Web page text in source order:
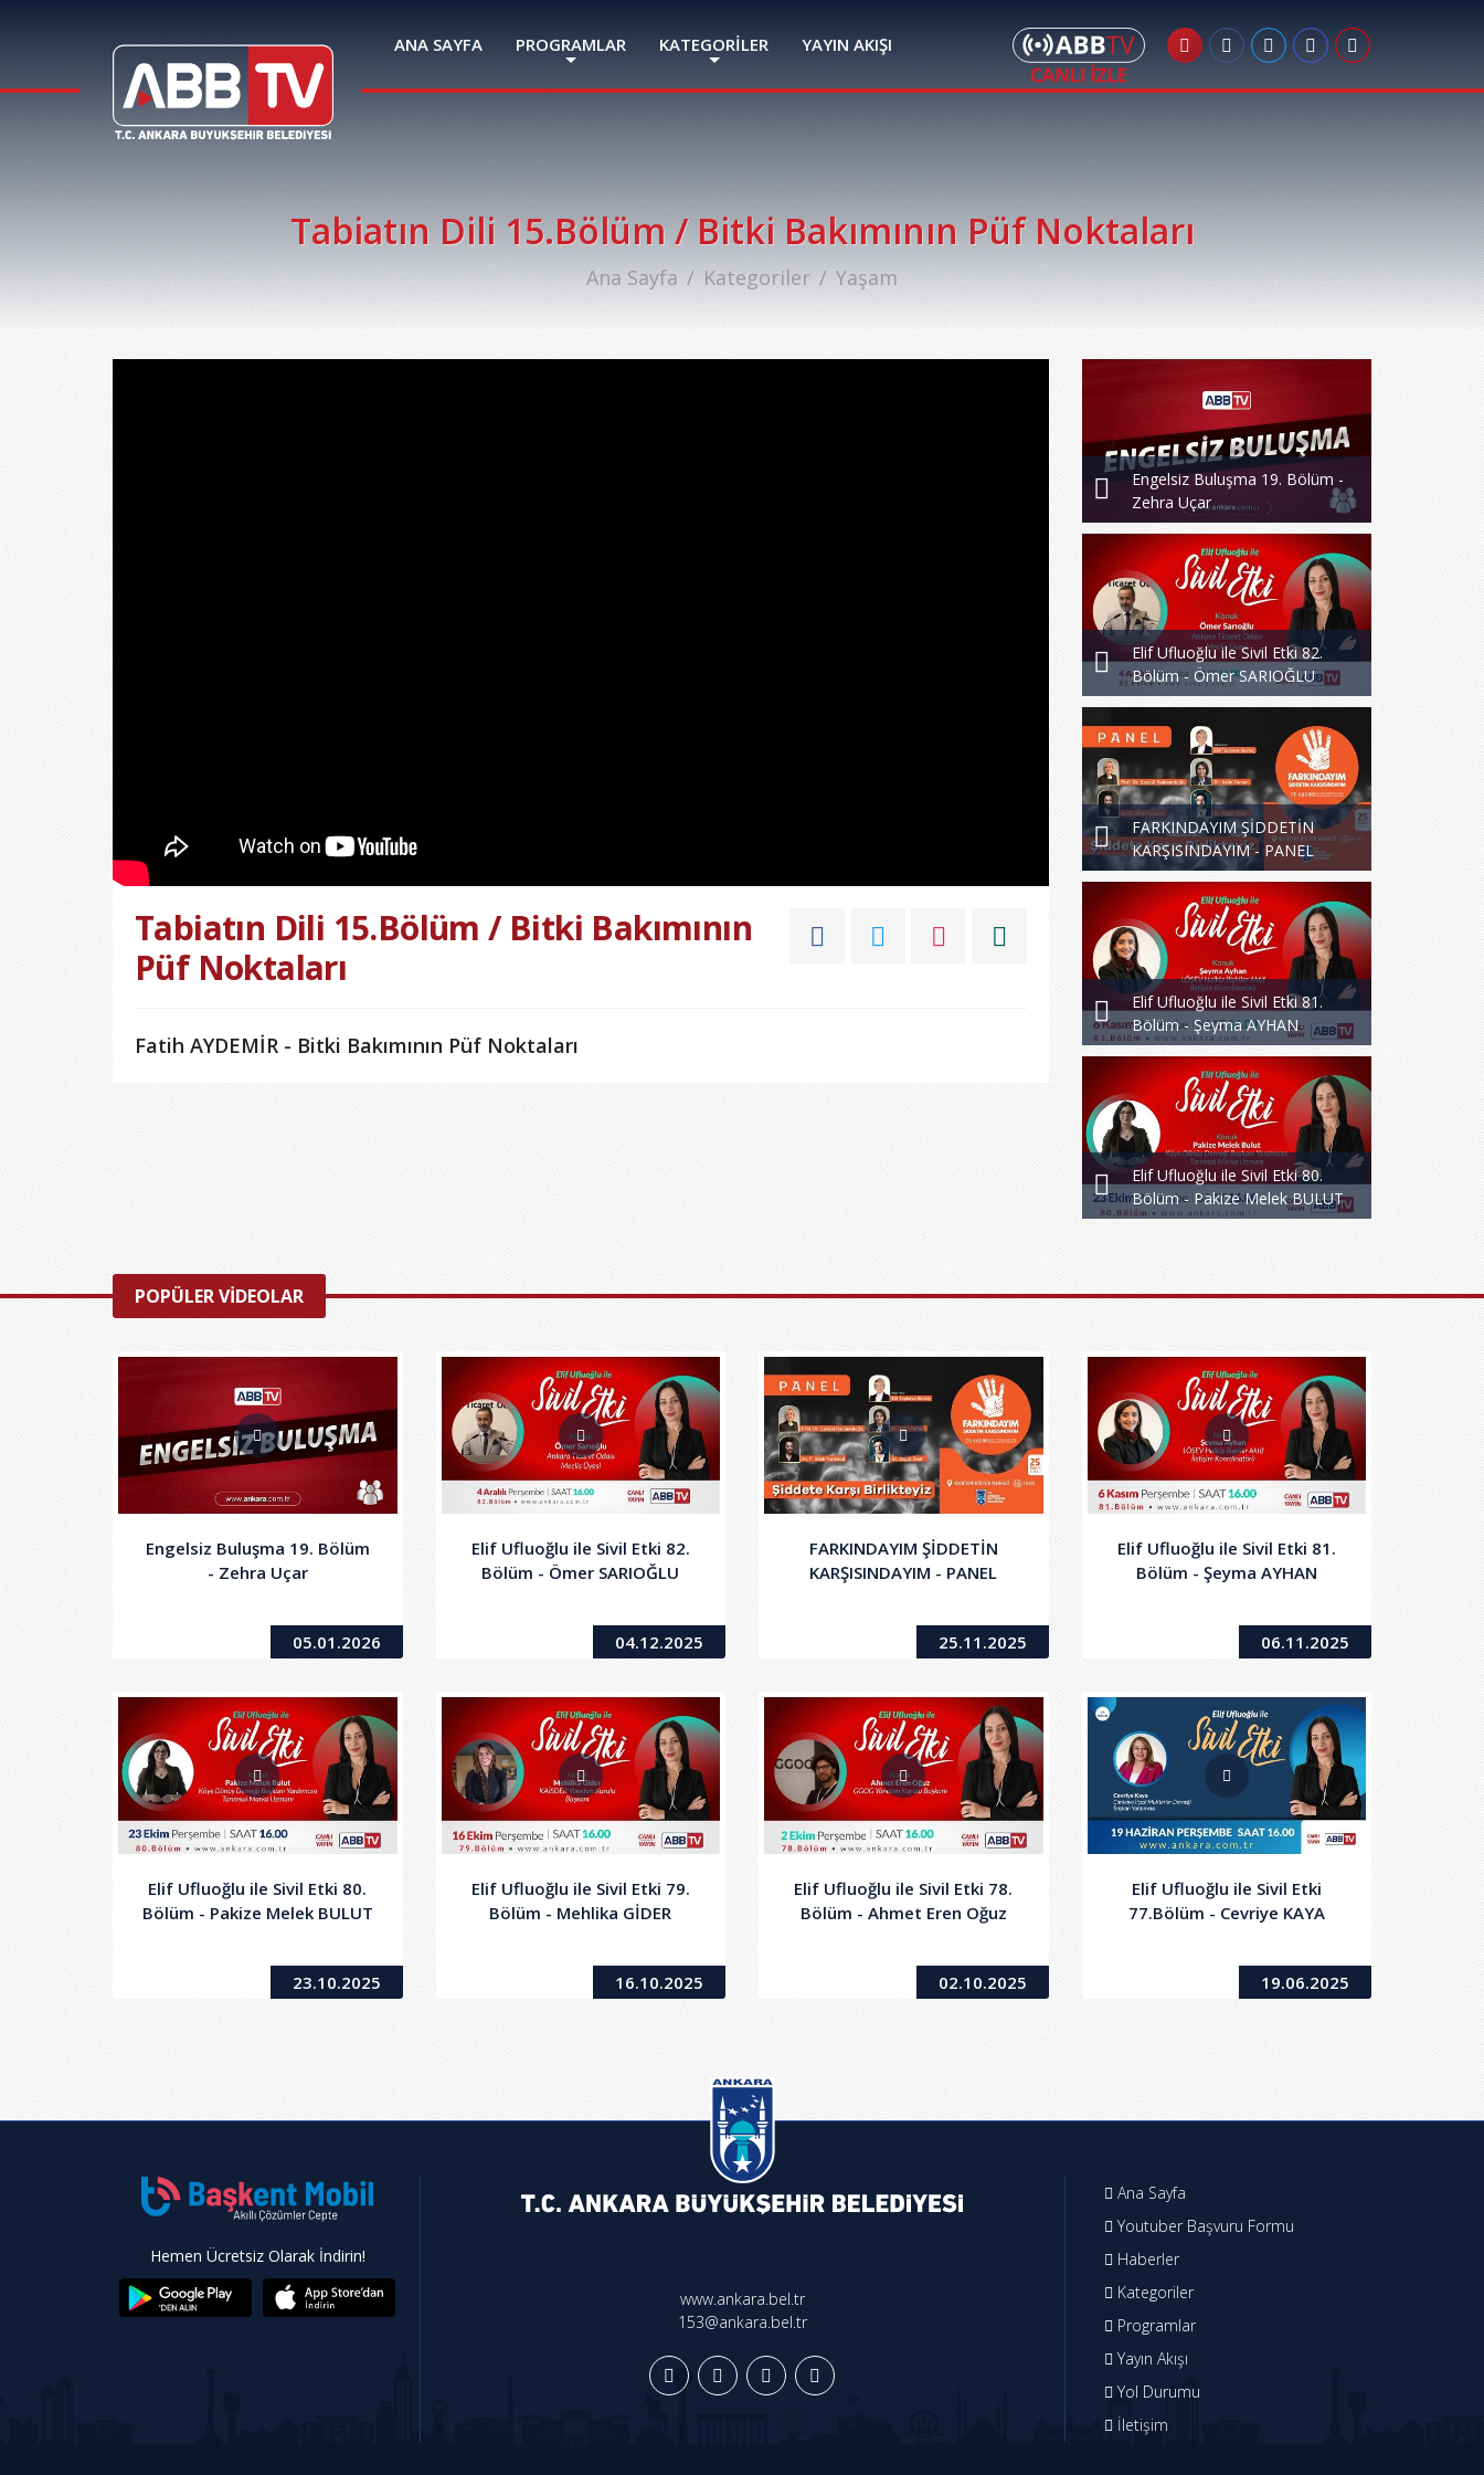
ANA SAYFA PROGRAMLAR KATEGORİLER YAYIN AKIŞI
Tabiatın Dili 15.Bölüm / Bitki Bakımının Püf Noktaları
Ana Sayfa Kategoriler Yaşam
Tabiatın Dili 15.Bölüm / Bitki Bakımının
Püf Noktaları
Fatih AYDEMİR - Bitki Bakımının Püf Noktaları
Engelsiz Buluşma 19. Bölüm -
Zehra Uçar
Elif Ufluoğlu ile Sivil Etki 82.
Bölüm - Ömer SARIOĞLU
FARKINDAYIM ŞİDDETİN
KARŞISINDAYIM - PANEL
Elif Ufluoğlu ile Sivil Etki 81.
Bölüm - Şeyma AYHAN
Elif Ufluoğlu ile Sivil Etki 80.
Bölüm - Pakize Melek BULUT
POPÜLER VİDEOLAR
Engelsiz Buluşma 19. Bölüm
- Zehra Uçar
05.01.2026
Elif Ufluoğlu ile Sivil Etki 82.
Bölüm - Ömer SARIOĞLU
04.12.2025
FARKINDAYIM ŞİDDETİN
KARŞISINDAYIM - PANEL
25.11.2025
Elif Ufluoğlu ile Sivil Etki 81.
Bölüm - Şeyma AYHAN
06.11.2025
Elif Ufluoğlu ile Sivil Etki 80.
Bölüm - Pakize Melek BULUT
23.10.2025
Elif Ufluoğlu ile Sivil Etki 79.
Bölüm - Mehlika GİDER
16.10.2025
Elif Ufluoğlu ile Sivil Etki 78.
Bölüm - Ahmet Eren Oğuz
02.10.2025
Elif Ufluoğlu ile Sivil Etki
77.Bölüm - Cevriye KAYA
19.06.2025
Hemen Ücretsiz Olarak İndirin!
www.ankara.bel.tr
153@ankara.bel.tr
Ana Sayfa
Youtuber Başvuru Formu
Haberler
Kategoriler
Programlar
Yayın Akışı
Yol Durumu
İletişim